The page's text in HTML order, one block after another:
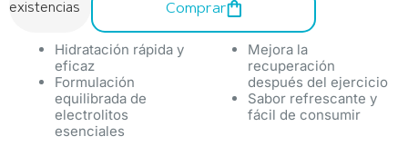
existencias
Comprar
Hidratación rápida y
eficaz
Formulación
equilibrada de
electrolitos
esenciales
Mejora la
recuperación
después del ejercicio
Sabor refrescante y
fácil de consumir